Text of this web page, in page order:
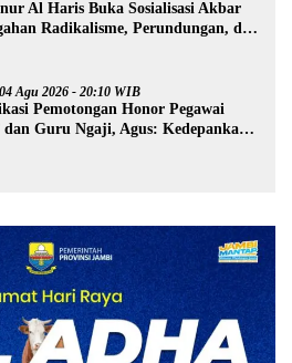
Al Haris Buka Sosialisasi Akbar
Radikalisme, Perundungan, dan
Agu 2026 - 20:10 WIB
Pemotongan Honor Pegawai
dan Guru Ngaji, Agus: Kedepankan